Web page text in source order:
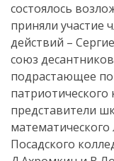
состоялось
приняли участие
действий –
союз
подрастающее
представители
Посадского